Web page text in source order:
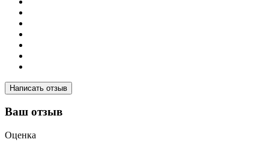
Написать отзыв
Ваш отзыв
Оценка